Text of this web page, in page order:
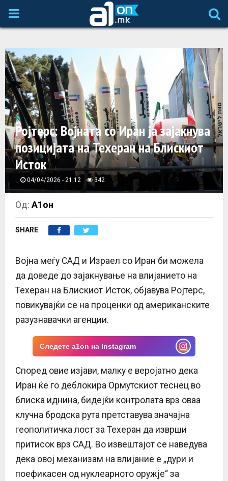
P
I
M
A
R
Y
M
E
N
U
Ројтерс: Војната со Иран ја зајакнува
позицијата на Техеран на Блискиот
Исток
04/04/2026 - 21:12 342
Од:А1он
SHARE
Војна меѓу САД и Израел со Иран би можела
да доведе до зајакнување на влијанието на
Техеран на Блискиот Исток, објавува Ројтерс,
повикувајќи се на проценки од американските
разузнавачки агенции.
Следете a1on на Instagram
Според овие изјави, малку е веројатно дека
Иран ќе го деблокира Ормутскиот теснец во
блиска иднина, бидејќи контролата врз оваа
клучна бродска рута претставува значајна
геополитичка лост за Техеран да изврши
притисок врз САД. Во извештајот се наведува
дека овој механизам на влијание е „дури и
поефикасен од нуклеарното оружје“ за